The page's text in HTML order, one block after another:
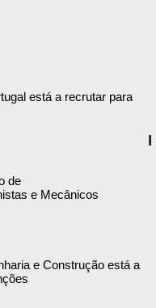
está a recrutar para
de
e Mecânicos
e Construção está a
I